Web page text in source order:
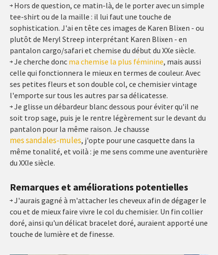
Hors de question, ce matin-là, de le porter avec un simple
tee-shirt ou de la maille : il lui faut une touche de
sophistication. J'ai en tête ces images de Karen Blixen - ou
plutôt de Meryl Streep interprétant Karen Blixen - en
pantalon cargo/safari et chemise du début du XXe siècle.
Je cherche donc ma chemise la plus féminine, mais aussi
celle qui fonctionnera le mieux en termes de couleur. Avec
ses petites fleurs et son double col, ce chemisier vintage
l'emporte sur tous les autres par sa délicatesse.
Je glisse un débardeur blanc dessous pour éviter qu'il ne
soit trop sage, puis je le rentre légèrement sur le devant du
pantalon pour la même raison. Je chausse
mes sandales-mules, j'opte pour une casquette dans la
même tonalité, et voilà : je me sens comme une aventurière
du XXIe siècle.
Remarques et améliorations potentielles
J'aurais gagné à m'attacher les cheveux afin de dégager le
cou et de mieux faire vivre le col du chemisier. Un fin collier
doré, ainsi qu'un délicat bracelet doré, auraient apporté une
touche de lumière et de finesse.